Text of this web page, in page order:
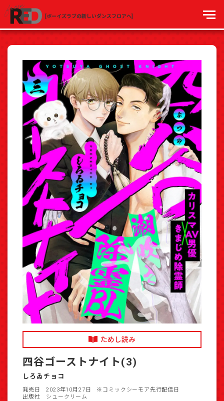
[ボーイズラブの新しいダンスフロアへ]
ためし読み
四谷ゴーストナイト(3)
しろゐチョコ
発売日 2023年10月27日
※コミックシーモア先行配信日
出版社 シュークリーム